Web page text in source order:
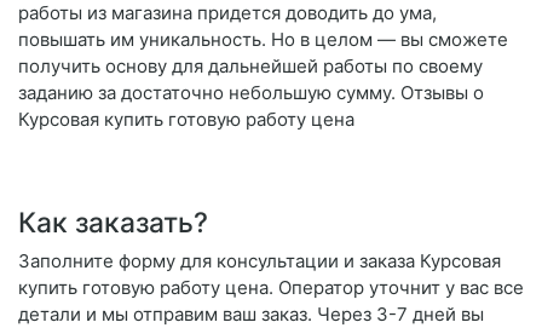
работы из магазина придется доводить до ума,
повышать им уникальность. Но в целом — вы сможете
получить основу для дальнейшей работы по своему
заданию за достаточно небольшую сумму. Отзывы о
Курсовая купить готовую работу цена
Как заказать?
Заполните форму для консультации и заказа Курсовая
купить готовую работу цена. Оператор уточнит у вас все
детали и мы отправим ваш заказ. Через 3-7 дней вы